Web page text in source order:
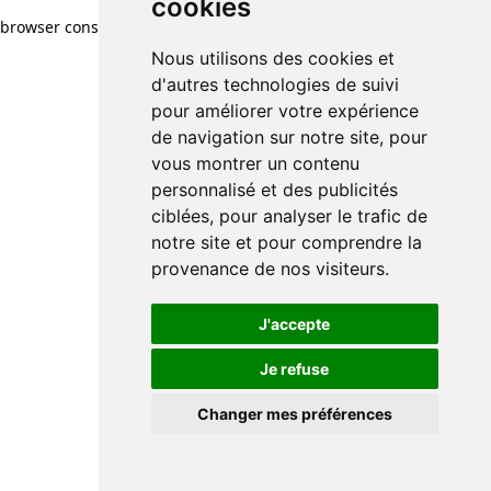
cookies
Nous utilisons des cookies et
d'autres technologies de suivi
pour améliorer votre expérience
de navigation sur notre site, pour
vous montrer un contenu
personnalisé et des publicités
ciblées, pour analyser le trafic de
notre site et pour comprendre la
provenance de nos visiteurs.
J'accepte
Je refuse
Changer mes préférences
browser console for more information)